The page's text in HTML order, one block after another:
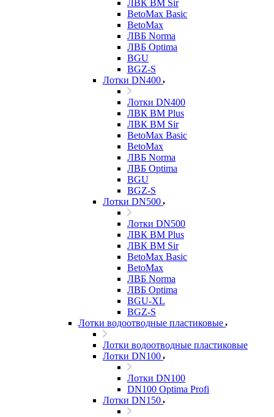
ЛВК ВМ Sir
BetoMax Basic
BetoMax
ЛВБ Norma
ЛВБ Optima
BGU
BGZ-S
Лотки DN400
Лотки DN400
ЛВК ВМ Plus
ЛВК ВМ Sir
BetoMax Basic
BetoMax
ЛВБ Norma
ЛВБ Optima
BGU
BGZ-S
Лотки DN500
Лотки DN500
ЛВК ВМ Plus
ЛВК ВМ Sir
BetoMax Basic
BetoMax
ЛВБ Norma
ЛВБ Optima
BGU-XL
BGZ-S
Лотки водоотводные пластиковые
Лотки водоотводные пластиковые
Лотки DN100
Лотки DN100
DN100 Optima Profi
Лотки DN150